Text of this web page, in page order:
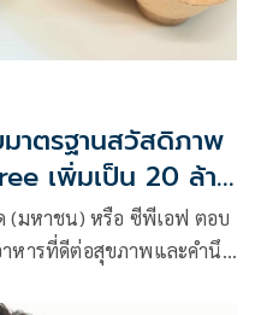
าตรฐานสวัสดิภาพ
(มหาชน) หรือ ซีพีเอฟ ตอบ
หารที่ดีต่อสุขภาพและคำนึง